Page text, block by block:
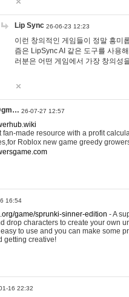
Lip Sync 26-06-23 12:23
이런 창의적인 게임들이 정말 흥미
즘은 LipSync AI 같은 도구를 사용
러분은 어떤 게임에서 가장 창의성
26-07-27 12:57
made resource with a profit
Roblox new game greedy growers
16:54
game/sprunki-sinner-edition - A
drop characters to create your own
to use and you can make some
getting creative!
16 22:32